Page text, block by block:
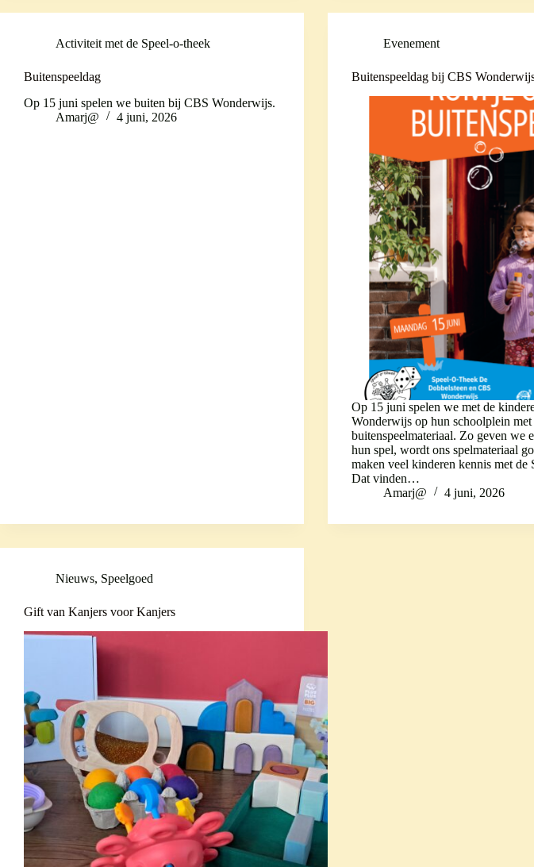
Activiteit met de Speel-o-theek
Buitenspeeldag
Op 15 juni spelen we buiten bij CBS Wonderwijs.
Amarj@
4 juni, 2026
Evenement
Buitenspeeldag bij CBS
Op 15 juni spelen we met de
Wonderwijs op hun schoolplein met
buitenspeelmateriaal. Zo geven we
hun spel, wordt ons spelmateriaal
maken veel kinderen kennis met de
Dat vinden…
Amarj@
4 juni, 2026
Nieuws, Speelgoed
Gift van Kanjers voor Kanjers